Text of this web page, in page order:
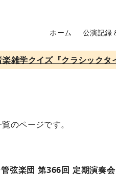
ホーム 公演記録
楽雑学クイズ『クラシック
のページです。
弦楽団 第366回 定期演奏会